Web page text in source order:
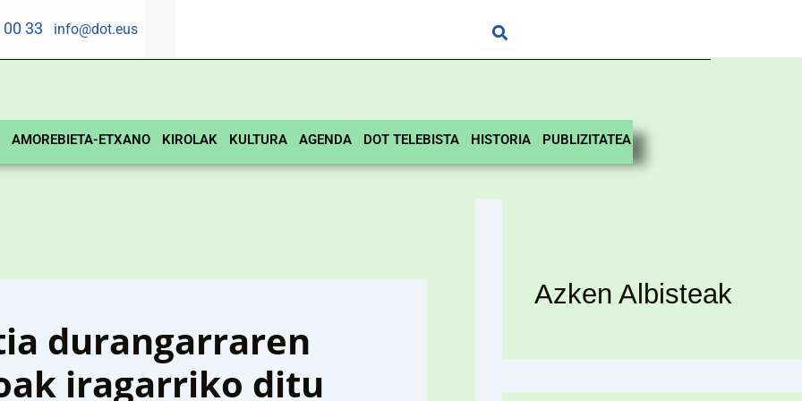
00 33 info@dot.eus
AMOREBIETA-ETXANO KIROLAK KULTURA AGENDA DOT TELEBISTA HISTORIA PUBLIZITATEA
durangarraren
iragarriko ditu
Azken Albisteak